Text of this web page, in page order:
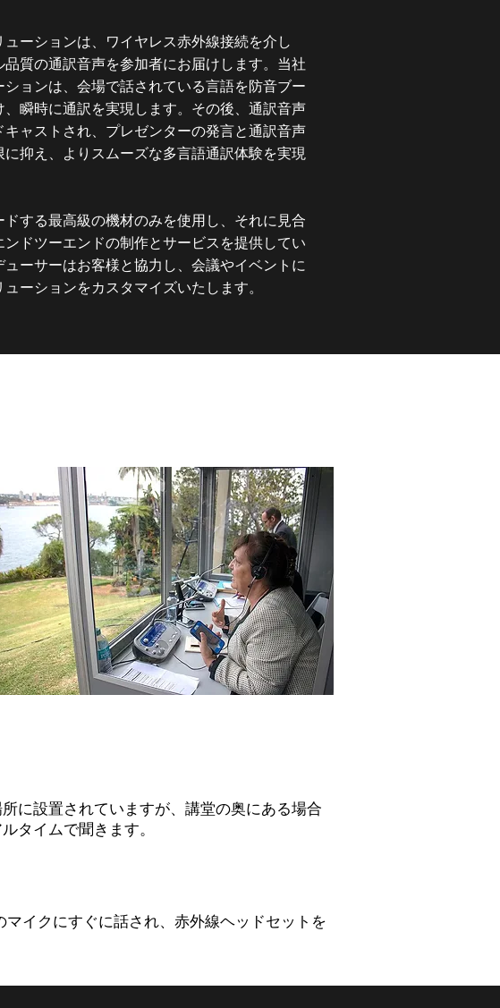
ューションは、ワイヤレス赤外線接続を介し
品質の通訳音声を参加者にお届けします。当社
ョンは、会場で話されている言語を防音ブー
、瞬時に通訳を実現します。その後、通訳音声
キャストされ、プレゼンターの発言と通訳音声
抑え、よりスムーズな多言語通訳体験を実現
ドする最高級の機材のみを使用し、それに見合
ンドツーエンドの制作とサービスを提供してい
ューサーはお客様と協力し、会議やイベントに
ーションをカスタマイズいたします。
に設置されていますが、講堂の奥にある場合
タイムで聞きます。
イクにすぐに話され、赤外線ヘッドセットを